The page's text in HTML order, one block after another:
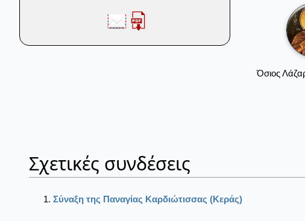
Όσιος
Σχετικές συνδέσεις
Σύναξη της Παναγίας Καρδιώτισσας (Κεράς)